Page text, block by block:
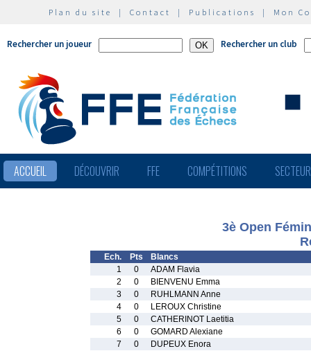
Plan du site | Contact | Publications | Mon
Rechercher un joueur Rechercher un club
ACCUEIL DÉCOUVRIR FFE COMPÉTITIONS
3è Open
Ech. Pts
Blancs
1
0
ADAM Flavia
2
0
BIENVENU Emma
3
0
RUHLMANN Anne
4
0
LEROUX Christine
5
0
CATHERINOT Laetitia
6
0
GOMARD Alexiane
7
0
DUPEUX Enora